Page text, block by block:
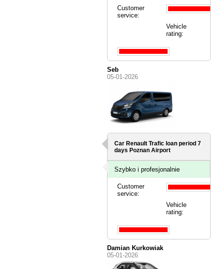
Customer
service:
Vehicle
rating:
Seb
05-01-2026
Car Renault Trafic loan period 7
days Poznan Airport
Szybko i profesjonalnie
Customer
service:
Vehicle
rating:
Damian Kurkowiak
05-01-2026